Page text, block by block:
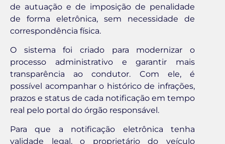
de autuação e de imposição de penalidade
de forma eletrônica, sem necessidade de
correspondência física.
O sistema foi criado para modernizar o
processo administrativo e garantir mais
transparência ao condutor. Com ele, é
possível acompanhar o histórico de infrações,
prazos e status de cada notificação em tempo
real pelo portal do órgão responsável.
Para que a notificação eletrônica tenha
validade legal, o proprietário do veículo